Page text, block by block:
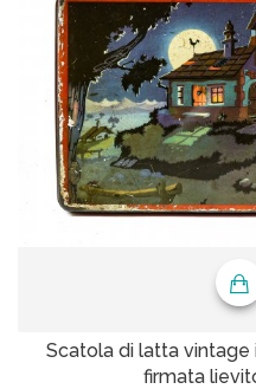
Scatola di latta
firmata